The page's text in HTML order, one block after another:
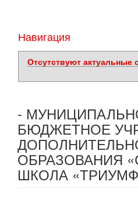
Навигация
Отсутствуют актуальные
-
БЮДЖЕТНОЕ
ОБРАЗОВАНИЯ
ШКОЛА